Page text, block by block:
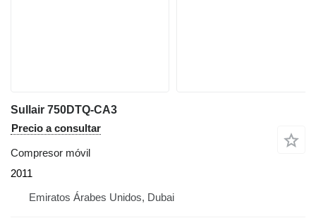
Sullair 750DTQ-CA3
Precio a consultar
Compresor móvil
2011
Emiratos Árabes Unidos, Dubai